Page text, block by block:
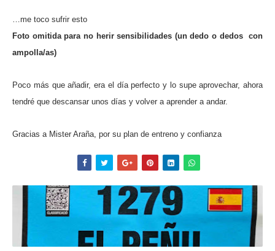
…me toco sufrir esto
Foto omitida para no herir sensibilidades (un dedo o dedos
con
ampolla/as)
Poco más que añadir, era el día perfecto y lo supe aprovechar, ahora
tendré que descansar unos días y volver a aprender a andar.
Gracias a Mister Araña, por su plan de entreno y confianza